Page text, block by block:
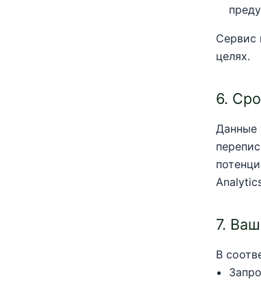
Сервис
целях.
6.
Данные
7.
В